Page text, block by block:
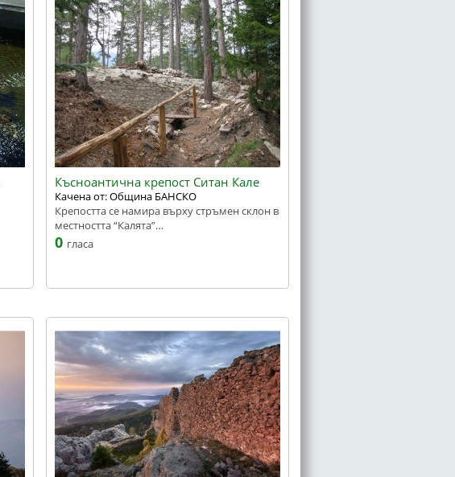
Късноантична крепост Ситан Кале
Качена от: Община БАНСКО
Крепостта се намира върху стръмен склон в
местността “Калята”…
0 гласа